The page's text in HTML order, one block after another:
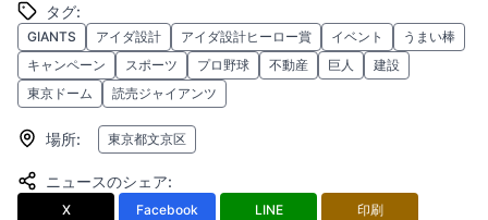
タグ:
GIANTS アイダ設計 アイダ設計ヒーロー賞 イベント
うまい棒
キャンペーン
スポーツ プロ野球 不動産 巨人
建設
東京ドーム
読売ジャイアンツ
場所: 東京都文京区
ニュースのシェア:
X Facebook LINE 印刷